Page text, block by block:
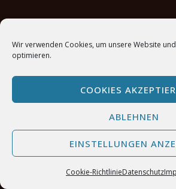
Wir verwenden Cookies, um unsere Website
optimieren.
COOKIES
ABLEHNEN
EINSTELLUNGEN
Cookie-RichtlinieDatenschutz
Copyright © 2026